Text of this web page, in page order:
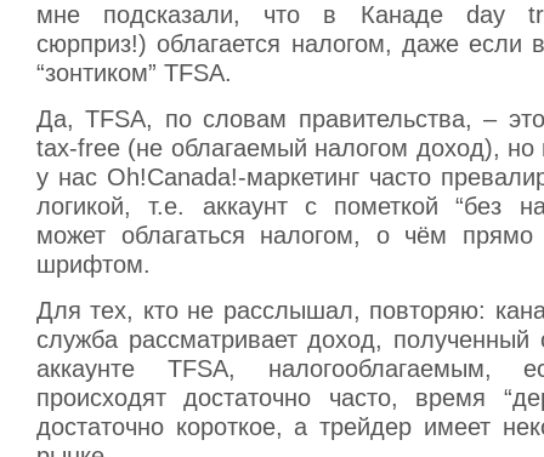
мне подсказали, что в Канаде day
сюрприз!) облагается налогом, даже если
“зонтиком” TFSA.
Да, TFSA, по словам правительства, –
tax-free (не облагаемый налогом доход),
у нас Oh!Canada!-маркетинг часто
логикой, т.е. аккаунт с пометкой “без
может облагаться налогом, о чём прямо
шрифтом.
Для тех, кто не расслышал, повторяю:
служба рассматривает доход,
аккаунте TFSA, налогооблагаемым,
происходят достаточно часто, время
достаточно короткое, а трейдер имеет